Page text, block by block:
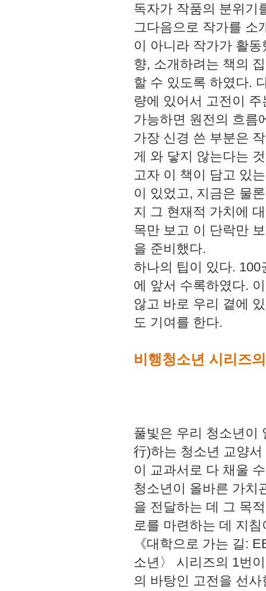
독자가 작품의 분위기
그다음으로 작가를 소
이 아니라 작가가 활
향, 소개하려는 책의
할 수 있도록 하였다.
량에 있어서 고전이
가능하면 원전의 흐름
가장 신경 쓴 부분은
게 와 닿지 않는다는
고자 이 책이 담고 있
이 있었고, 지금은 물
지 그 현재적 가치에
목만 보고 이 단락만
을 준비했다.
하나의 팁이 있다.
에 앞서 수록하였다.
않고 바로 우리 곁에
도 기여를 한다.
비행청소년 시리즈
풀빛은 우리 청소년이
行)하는 청소년 교양
이 교과서로 다 채울
청소년이 올바른 가치
을 전달하는 데 그 목
로를 마련하는 데 지
《대학으로 가는 길:
소년〉 시리즈의 1번
의 바탕인 고전을 선